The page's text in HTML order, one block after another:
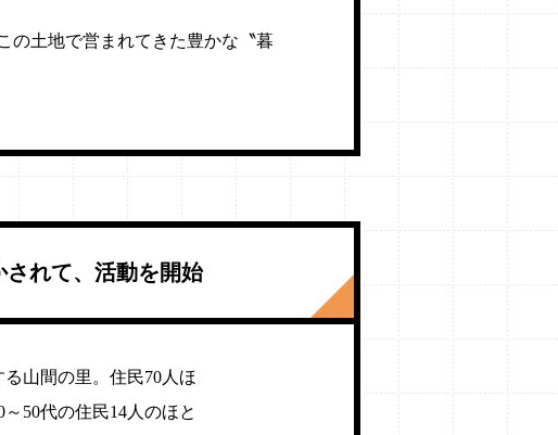
の土地で営まれてきた豊かな〝暮
れて、活動を開始
山間の里。住民70人ほ
50代の住民14人のほと